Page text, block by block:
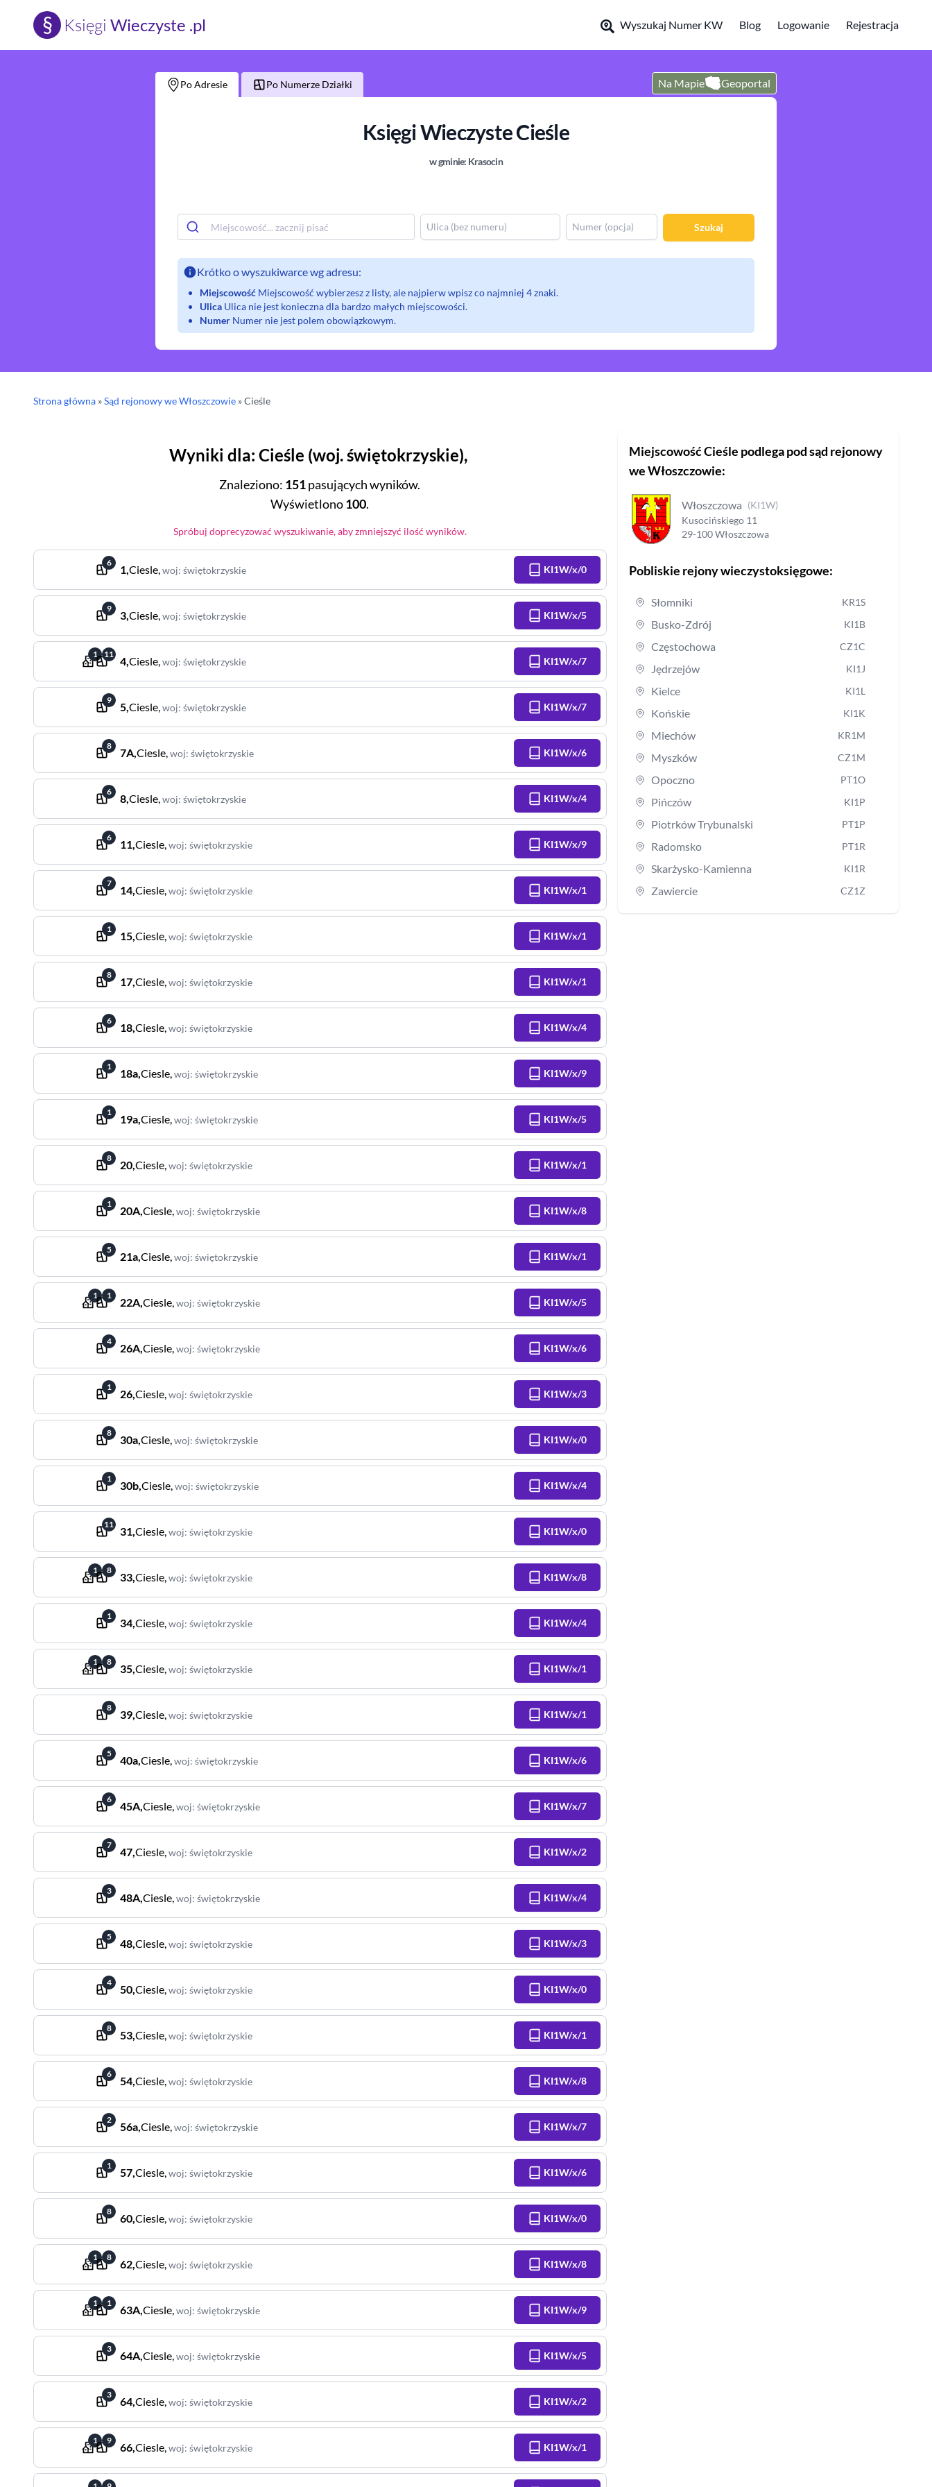
§ Księgi Wieczyste .pl Wyszukaj Numer KW Blog Logowanie Rejestracja
Po Adresie Po Numerze Działki Na Mapie Geoportal
Księgi WieczysteCieśle
w gminie: Krasocin
Szukaj
Krótko o wyszukiwarce wg adresu:
Miejscowość Miejscowość wybierzesz z listy, ale najpierw wpisz co najmniej 4 znaki.
Ulica Ulica nie jest konieczna dla bardzo małych miejscowości.
Numer Numer nie jest polem obowiązkowym.
Strona główna »Sąd rejonowywe Włoszczowie »Cieśle
Wyniki dla: Cieśle (woj.świętokrzyskie),
Znaleziono: 151pasujących wyników.
Wyświetlono100.
Spróbuj doprecyzować wyszukiwanie, aby zmniejszyć ilość wyników.
6
1,Ciesle,woj: świętokrzyskie KI1W/x/0
9
3,Ciesle,woj: świętokrzyskie KI1W/x/5
1 11
4,Ciesle,woj: świętokrzyskie KI1W/x/7
9
5,Ciesle,woj: świętokrzyskie KI1W/x/7
8
7A,Ciesle,woj: świętokrzyskie KI1W/x/6
6
8,Ciesle,woj: świętokrzyskie KI1W/x/4
6
11,Ciesle,woj: świętokrzyskie KI1W/x/9
7
14,Ciesle,woj: świętokrzyskie KI1W/x/1
1
15,Ciesle,woj: świętokrzyskie KI1W/x/1
8
17,Ciesle,woj: świętokrzyskie KI1W/x/1
6
18,Ciesle,woj: świętokrzyskie KI1W/x/4
1
18a,Ciesle,woj: świętokrzyskie KI1W/x/9
1
19a,Ciesle,woj: świętokrzyskie KI1W/x/5
8
20,Ciesle,woj: świętokrzyskie KI1W/x/1
1
20A,Ciesle,woj: świętokrzyskie KI1W/x/8
5
21a,Ciesle,woj: świętokrzyskie KI1W/x/1
1 1
22A,Ciesle,woj: świętokrzyskie KI1W/x/5
4
26A,Ciesle,woj: świętokrzyskie KI1W/x/6
1
26,Ciesle,woj: świętokrzyskie KI1W/x/3
8
30a,Ciesle,woj: świętokrzyskie KI1W/x/0
1
30b,Ciesle,woj: świętokrzyskie KI1W/x/4
11
31,Ciesle,woj: świętokrzyskie KI1W/x/0
1 8
33,Ciesle,woj: świętokrzyskie KI1W/x/8
1
34,Ciesle,woj: świętokrzyskie KI1W/x/4
1 8
35,Ciesle,woj: świętokrzyskie KI1W/x/1
8
39,Ciesle,woj: świętokrzyskie KI1W/x/1
5
40a,Ciesle,woj: świętokrzyskie KI1W/x/6
6
45A,Ciesle,woj: świętokrzyskie KI1W/x/7
7
47,Ciesle,woj: świętokrzyskie KI1W/x/2
3
48A,Ciesle,woj: świętokrzyskie KI1W/x/4
5
48,Ciesle,woj: świętokrzyskie KI1W/x/3
4
50,Ciesle,woj: świętokrzyskie KI1W/x/0
8
53,Ciesle,woj: świętokrzyskie KI1W/x/1
6
54,Ciesle,woj: świętokrzyskie KI1W/x/8
2
56a,Ciesle,woj: świętokrzyskie KI1W/x/7
1
57,Ciesle,woj: świętokrzyskie KI1W/x/6
8
60,Ciesle,woj: świętokrzyskie KI1W/x/0
1 8
62,Ciesle,woj: świętokrzyskie KI1W/x/8
1 1
63A,Ciesle,woj: świętokrzyskie KI1W/x/9
3
64A,Ciesle,woj: świętokrzyskie KI1W/x/5
3
64,Ciesle,woj: świętokrzyskie KI1W/x/2
1 9
66,Ciesle,woj: świętokrzyskie KI1W/x/1
MiejscowośćCieśle podlega pod sąd rejonowy
we Włoszczowie:
Włoszczowa (KI1W)
Kusocińskiego 11
29-100Włoszczowa
Pobliskie rejony wieczystoksięgowe:
Słomniki KR1S
Busko-Zdrój KI1B
Częstochowa CZ1C
Jędrzejów KI1J
Kielce KI1L
Końskie KI1K
Miechów KR1M
Myszków CZ1M
Opoczno PT1O
Pińczów KI1P
Piotrków Trybunalski PT1P
Radomsko PT1R
Skarżysko-Kamienna KI1R
Zawiercie CZ1Z